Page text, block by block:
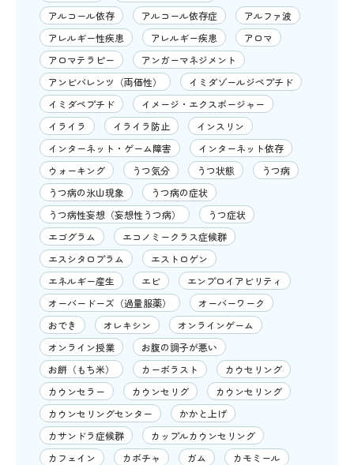
アルコール依存 アルコール依存症
アルファ波
アレルギー性疾患
アレルギー疾患
アロマ
アロマテラピー
アンガーマネジメント
アンビバレンツ（両価性）
イミダゾールジペプチド
イミダペプチド
イメージ・エクスポージャー
イライラ
イライラ防止
インスリン
インターネット・ゲーム障害
インターネット依存
ウォーキング
うつ気分 うつ状態
うつ病
うつ病の氷山現象
うつ病の症状
うつ病性妄想（妄想性うつ病）
うつ症状
エゴグラム
エコノミークラス症候群
エスシタロプラム
エストロゲン
エネルギー産生
エビ
エンプロイアビリティ
オーバードーズ（過量服薬）
オーバーワーク
おでき
オレキシン
オンラインゲーム
オンライン授業
お腹の調子が悪い
お餅（もち米）
カーボラスト
カウセリング
カウンセラー
カウンセリグ
カウンセリング
カウンセリングセンター
かかと上げ
カサンドラ症候群
カップルカウンセリング
カフェイン
カボチャ ガム
カモミール